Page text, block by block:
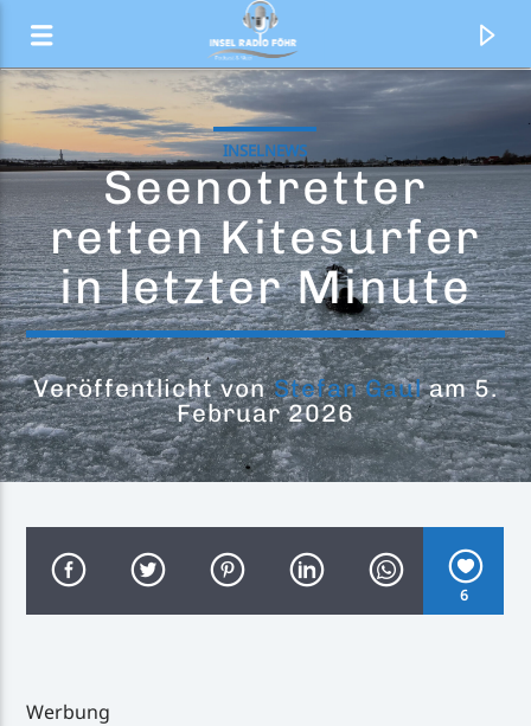
Aktueller Titel
Bum Bum
INSELNEWS
Seenotretter
retten Kitesurfer
in letzter Minute
Veröffentlicht vonStefan Gaulam 5.
Februar 2026
6
Werbung